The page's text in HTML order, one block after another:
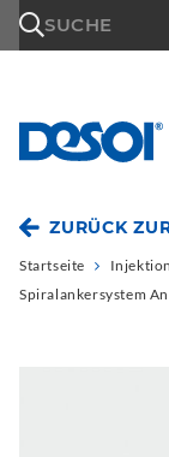
SUCHE
ZURÜCK
Startseite
Spiralankersystem